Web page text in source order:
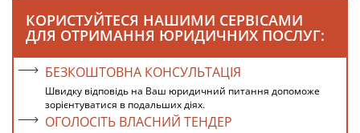
КОРИСТУЙТЕСЯ НАШИМИ СЕРВІСАМИ
ДЛЯ ОТРИМАННЯ ЮРИДИЧНИХ ПОСЛУГ:
БЕЗКОШТОВНА КОНСУЛЬТАЦІЯ
Швидку відповідь на Ваш юридичний питання допоможе
зорієнтуватися в подальших діях.
ОГОЛОСІТЬ ВЛАСНИЙ ТЕНДЕР